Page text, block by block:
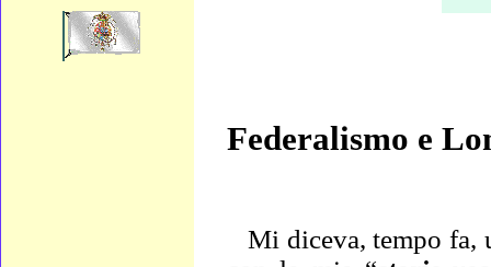
Federalismo e
Mi diceva, tempo fa,